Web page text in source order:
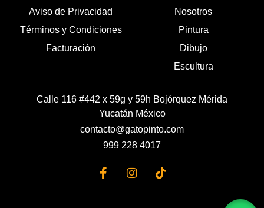
Aviso de Privacidad
Términos y Condiciones
Facturación
Nosotros
Pintura
Dibujo
Escultura
Calle 116 #442 x 59g y 59h Bojórquez Mérida
Yucatán México
contacto@gatopinto.com
999 228 4017